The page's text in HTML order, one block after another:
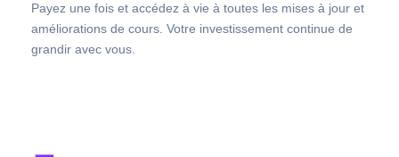
Payez une fois et accédez à vie à toutes les mises à jour et
améliorations de cours. Votre investissement continue de
grandir avec vous.